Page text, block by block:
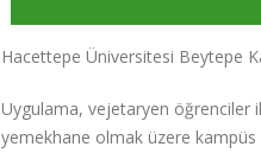
Hacettepe Üniversitesi Beytepe
Uygulama, vejetaryen öğrenciler
yemekhane olmak üzere